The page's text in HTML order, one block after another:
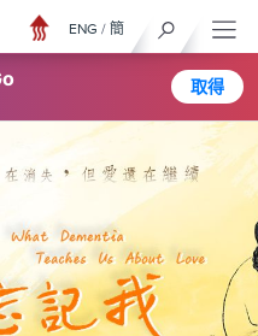
取得
ENG / 簡